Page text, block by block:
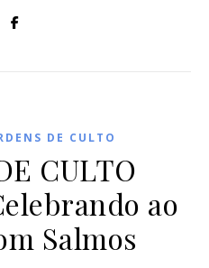
DE CULTO
CULTO
ao
Salmos